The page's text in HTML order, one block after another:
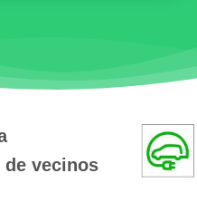
de vecinos